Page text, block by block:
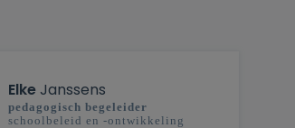
Elke Janssens
pedagogisch begeleider
schoolbeleid en -ontwikkeling